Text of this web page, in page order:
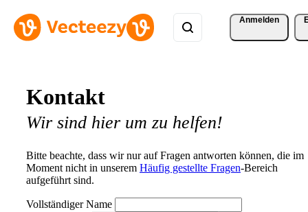
Anmelden
Kontakt
Wir sind hier um zu helfen!
Bitte beachte, dass wir nur auf Fragen antworten können, die im
Moment nicht in unserem Häufig gestellte Fragen-Bereich
aufgeführt sind.
Vollständiger Name